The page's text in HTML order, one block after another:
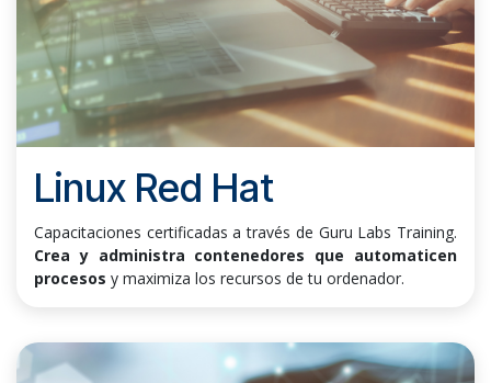
Linux Red Hat
Capacitaciones certificadas a través de Guru Labs Training.
Crea y administra contenedores que automaticen
procesos y maximiza los recursos de tu ordenador.